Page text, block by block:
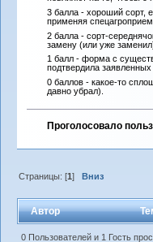
3 балла - хороший сорт,
применяя
2 балла - сорт-
замену (или уже
1 балл - форма с
подтвердила заявленных
0 баллов - какое-то
давно убрал).
Проголосовало
Страницы: [1]Вниз
Автор
0 Пользователей и 1 Гость